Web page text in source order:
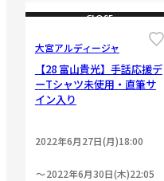
CLOSE
大宮アルディージャ
【28 富山貴光】手話応援デ
ーTシャツ未使用・直筆サ
イン入り
2022年6月27日(月)18:00
2022年6月30日(木)22:05